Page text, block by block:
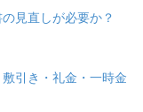
見直しが必要か？
引き・礼金・一時金